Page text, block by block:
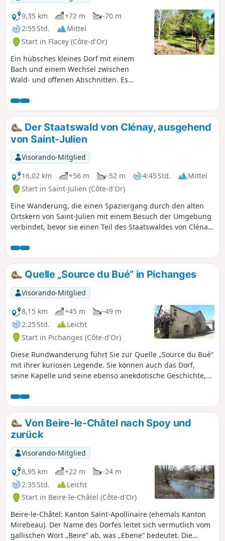
9,35 km
+72 m
-70 m
2:55 Std.
Mittel
Start in Flacey (Côte-d'Or)
Ein hübsches kleines Dorf mit einem
Bach und einem Wechsel zwischen
Wald- und offenen Abschnitten. Es
Kilometer zurückzulegen, indem man
beispielsweise die Umrundung der
Wiese vermeidet. Diese Strecke ist für
Nordic Walking beschrieben, eignet sich
aber auch für eine Wanderung.
Der Staatswald von Clénay, ausgehend
von Saint-Julien
Visorando-Mitglied
16,02 km
+56 m -52 m 4:45 Std.
Mittel
Start in Saint-Julien (Côte-d'Or)
Eine Wanderung, die einen Spaziergang durch den alten
Ortskern von Saint-Julien mit einem Besuch der Umgebung
verbindet, bevor sie einen Teil des Staatswaldes von Clénay
entlangführt und über die Fontaine aux Lions in Saint-Julien
zurückkehrt, wobei sie Clénay streift. Achtung: Die Strecke
vor Ort entspricht aufgrund der forstwirtschaftlichen
Nutzung nicht immer der Strecke auf der IGN-Karte.
Quelle „Source du Bué” in Pichanges
Visorando-Mitglied
8,15 km
+45 m
-49 m
2:25 Std.
Leicht
Start in Pichanges (Côte-d'Or)
Diese Rundwanderung führt Sie zur Quelle „Source du Bué“
mit ihrer kuriosen Legende. Sie können auch das Dorf,
seine Kapelle und seine ebenso anekdotische Geschichte,
entdecken.Im Frühling können Sie blühende Wildorchideen
sehen.
Von Beire-le-Châtel nach Spoy und
zurück
Visorando-Mitglied
8,95 km
+22 m
-24 m
2:35 Std.
Leicht
Start in Beire-le-Châtel (Côte-d'Or)
Beire-le-Châtel: Kanton Saint-Apollinaire (ehemals Kanton
Mirebeau). Der Name des Dorfes leitet sich vermutlich vom
gallischen Wort „Beire” ab, was „Ebene” bedeutet. Die